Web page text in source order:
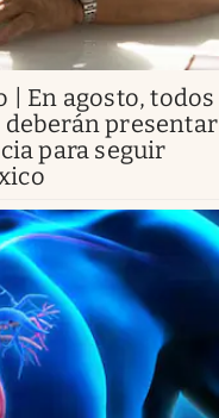
En agosto, todos
presentar
para seguir